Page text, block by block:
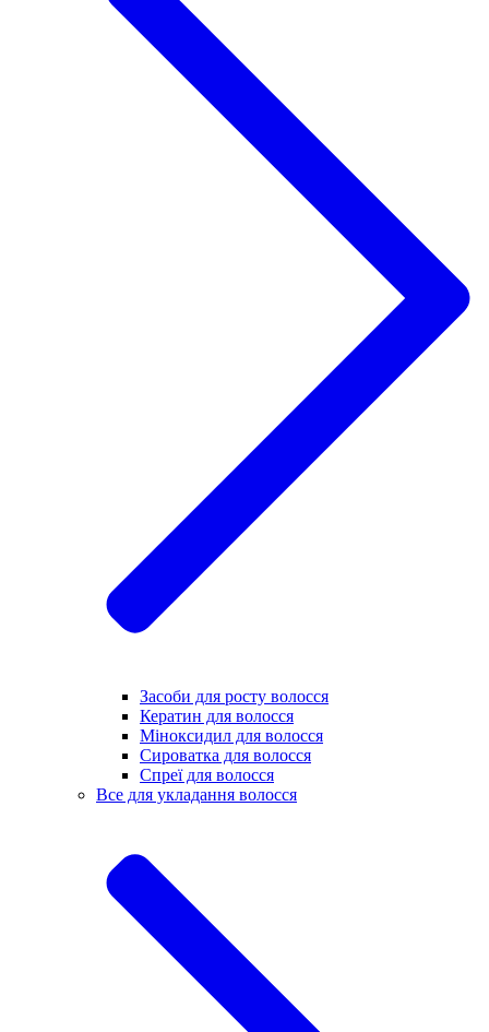
Засоби для росту волосся
Кератин для волосся
Міноксидил для волосся
Сироватка для волосся
Спреї для волосся
Все для укладання волосся